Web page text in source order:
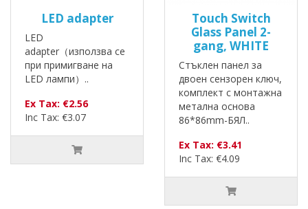
LED adapter
LED
adapter（използва се
при примигване на
LED лампи）..
Ex Tax: €2.56
Inc Tax: €3.07
Touch Switch
Glass Panel 2-
gang, WHITE
Стъклен панел за
двоен сензорен ключ,
комплект с монтажна
метална основа
86*86mm-БЯЛ..
Ex Tax: €3.41
Inc Tax: €4.09